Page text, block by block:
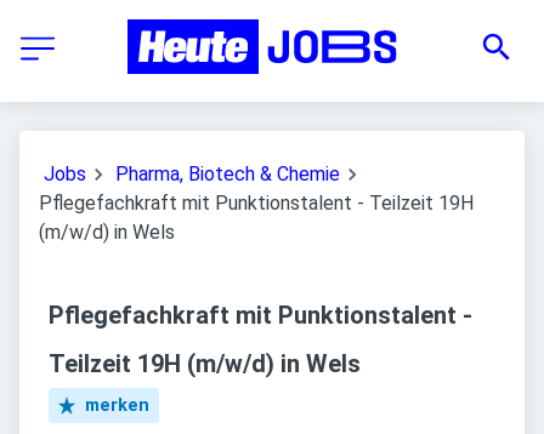
Jobs
Pharma, Biotech & Chemie
Pflegefachkraft mit Punktionstalent - Teilzeit 19H
(m/w/d) in Wels
Pflegefachkraft mit Punktionstalent -
Teilzeit 19H (m/w/d) in Wels
merken